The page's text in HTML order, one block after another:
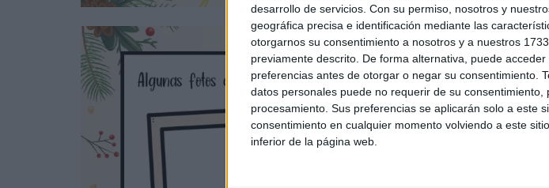
desarrollo de servicios. Con su permiso, nosotros y
geográfica precisa e identificación mediante las
otorgarnos su consentimiento a nosotros y a nuestros
previamente descrito. De forma alternativa, puede
preferencias antes de otorgar o negar su consentimiento.
datos personales puede no requerir de su
procesamiento. Sus preferencias se aplicarán solo a este
consentimiento en cualquier momento volviendo a este
inferior de la página web.